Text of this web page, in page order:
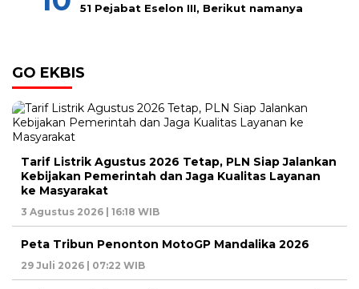
51 Pejabat Eselon III, Berikut namanya
GO EKBIS
Tarif Listrik Agustus 2026 Tetap, PLN Siap Jalankan
Kebijakan Pemerintah dan Jaga Kualitas Layanan
ke Masyarakat
3 Agustus 2026 | 16:18 WIB
Peta Tribun Penonton MotoGP Mandalika 2026
29 Juli 2026 | 07:22 WIB